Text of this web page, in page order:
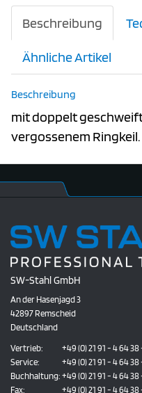
Beschreibung
Ähnliche Artikel
Beschreibung
mit doppelt
vergossenem Ringkeil.
SW-Stahl GmbH
An der Hasenjagd 3
42897 Remscheid
Deutschland
Vertrieb:
+49 (0) 21 91 - 4 64 38
Service:
+49 (0) 21 91 - 4 64 38
Buchhaltung: +49 (0) 21 91 - 4 64 38
Fax:
+49 (0) 21 91 - 4 64